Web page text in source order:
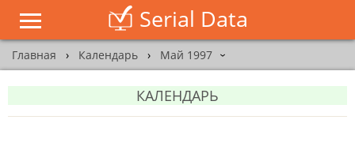
Serial Data
Главная › Календарь › Май 1997 ›
КАЛЕНДАРЬ